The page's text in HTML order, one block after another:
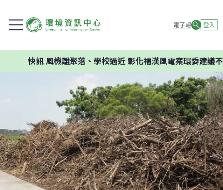
電子報 登入
風機離聚落、學校過近 彰化福漢風電案環委建議不應開發